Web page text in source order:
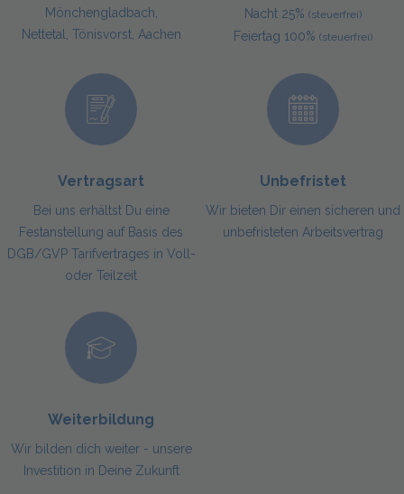
Mönchengladbach,
Nettetal, Tönisvorst, Aachen
Nacht 25% (steuerfrei)
Feiertag 100% (steuerfrei)
Vertragsart
Bei uns erhältst Du eine
Festanstellung auf Basis des
DGB/GVP Tarifvertrages in Voll-
oder Teilzeit
Unbefristet
Wir bieten Dir einen sicheren und
unbefristeten Arbeitsvertrag
Weiterbildung
Wir bilden dich weiter - unsere
Investition in Deine Zukunft